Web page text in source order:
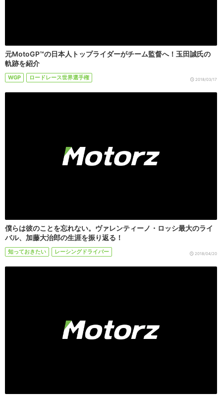
元MotoGP™の日本人トップライダーがチーム監督へ！玉田誠氏の
軌跡を紹介
WGP ロードレース世界選手権 2018/03/17
僕らは彼のことを忘れない。ヴァレンティーノ・ロッシ最大のライ
バル、加藤大治郎の生涯を振り返る！
知っておきたい レーシングドライバー 2018/04/20